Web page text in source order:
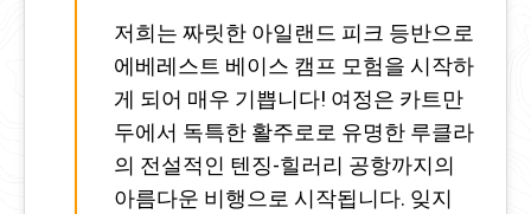
저희는 짜릿한 아일랜드 피크 등반으로
에베레스트 베이스 캠프 모험을 시작하
게 되어 매우 기쁩니다! 여정은 카트만
두에서 독특한 활주로로 유명한 루클라
의 전설적인 텐징-힐러리 공항까지의
아름다운 비행으로 시작됩니다. 잊지